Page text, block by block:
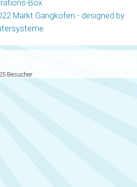
Box
Markt Gangkofen - designed by
Besucher